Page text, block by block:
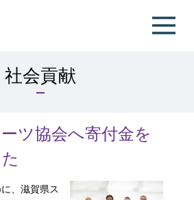
社会貢献
ツ協会へ寄付金を
、滋賀県ス